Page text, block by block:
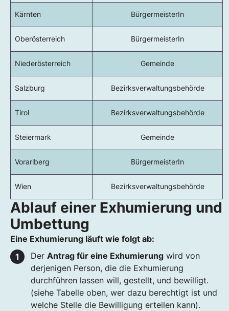
Kärnten BürgermeisterIn
Oberösterreich BürgermeisterIn
Niederösterreich Gemeinde
Salzburg Bezirksverwaltungsbehörde
Tirol Bezirksverwaltungsbehörde
Steiermark Gemeinde
Vorarlberg BürgermeisterIn
Wien Bezirksverwaltungsbehörde
Ablauf einer Exhumierung und
Umbettung
Eine Exhumierung läuft wie folgt ab:
Der Antrag für eine Exhumierung wird von
derjenigen Person, die die Exhumierung
durchführen lassen will, gestellt, und bewilligt.
(siehe Tabelle oben, wer dazu berechtigt ist und
welche Stelle die Bewilligung erteilen kann).